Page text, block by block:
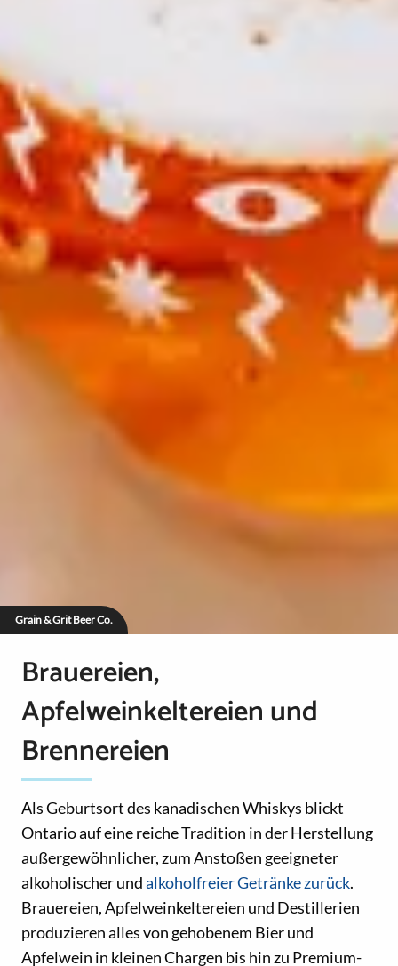
Grain & Grit Beer Co.
Brauereien,
Apfelweinkeltereien und
Brennereien
Als Geburtsort des kanadischen Whiskys blickt
Ontario auf eine reiche Tradition in der Herstellung
außergewöhnlicher, zum Anstoßen geeigneter
alkoholischer undalkoholfreier Getränke zurück.
Brauereien, Apfelweinkeltereien und Destillerien
produzieren alles von gehobenem Bier und
Apfelwein in kleinen Chargen bis hin zu Premium-